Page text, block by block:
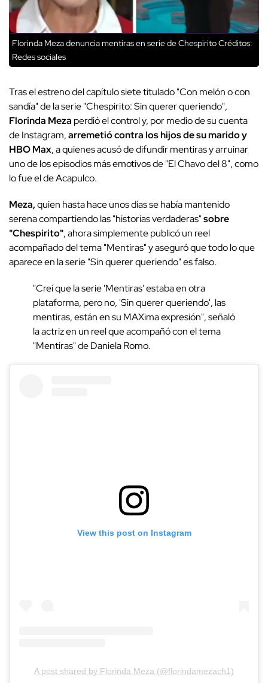
Florinda Meza denuncia mentiras en serie de ChespiritoCréditos:
Redes sociales
Tras el estreno del capítulo siete titulado "Con melón o con
sandía" de la serie "Chespirito: Sin querer queriendo",
Florinda Meza perdió el control y, por medio de su cuenta
de Instagram,arremetió contra los hijos de su marido y
HBO Max, a quienes acusó de difundir mentiras y arruinar
uno de los episodios más emotivos de "El Chavo del 8", como
lo fue el de Acapulco.
Meza,quien hasta hace unos días se había mantenido
serena compartiendo las "historias verdaderas"sobre
"Chespirito", ahora simplemente publicó un reel
acompañado del tema "Mentiras" y aseguró que todo lo que
aparece en la serie "Sin querer queriendo" es falso.
"Creí que la serie 'Mentiras' estaba en otra
plataforma, pero no, 'Sin querer queriendo', las
mentiras, están en su MAXima expresión", señaló
la actriz en un reel que acompañó con el tema
"Mentiras" de Daniela Romo.
View this post on Instagram
A post shared by Florinda Meza (@florindamezach1)